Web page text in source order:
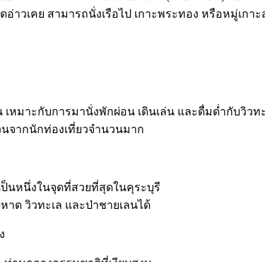
อ่าวเคย สามารถนั่งเรือไป เกาะพระทอง หรือหมู่เกา
หมาะกับการมานั่งพักผ่อน เดินเล่น และดื่มด่ำกับวิวท
นจากนักท่องเที่ยวจำนวนมาก
นหนึ่งในจุดที่สวยที่สุดในคุระบุรี
ด วิวทะเล และป่าชายเลนได้